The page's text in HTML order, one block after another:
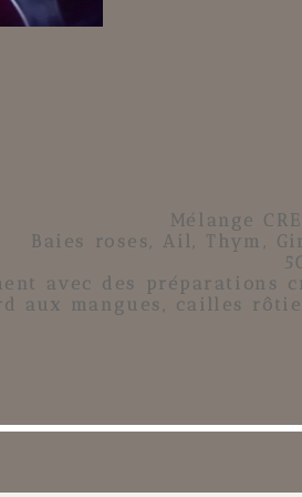
Mélange
Baies roses, Ail, Thym,
avec des préparations
aux mangues, cailles